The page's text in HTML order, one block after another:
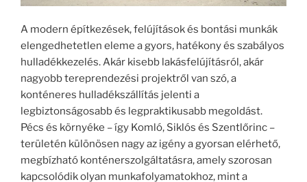
A modern építkezések, felújítások és bontási munkák
elengedhetetlen eleme a gyors, hatékony és szabályos
hulladékkezelés. Akár kisebb lakásfelújításról, akár
nagyobb tereprendezési projektről van szó, a
konténeres hulladékszállítás jelenti a
legbiztonságosabb és legpraktikusabb megoldást.
Pécs és környéke – így Komló, Siklós és Szentlőrinc –
területén különösen nagy az igény a gyorsan elérhető,
megbízható konténerszolgáltatásra, amely szorosan
kapcsolódik olyan munkafolyamatokhoz, mint a